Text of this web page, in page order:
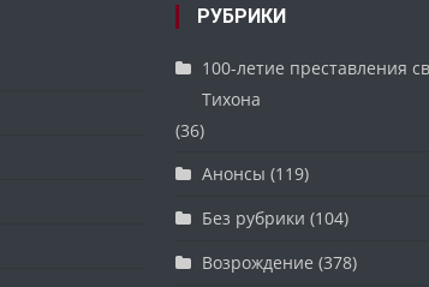
РУБРИКИ
100-летие преставления
Тихона
(36)
Анонсы (119)
Без рубрики (104)
Возрождение (378)